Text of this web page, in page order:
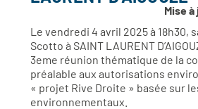
Mise
Le vendredi 4 avril 2025 à 18h30,
Scotto à SAINT LAURENT
3eme réunion thématique de la
préalable aux autorisations
« projet Rive Droite » basée sur
environnementaux.